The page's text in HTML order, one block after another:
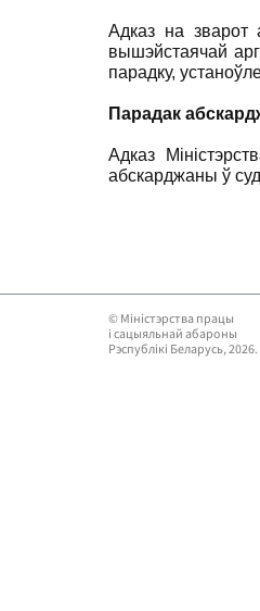
Адказ на зварот
вышэйстаячай
парадку,
Парадак
Адказ
абскарджаны ў
© Мiнiстэрства працы
i сацыяльнай абароны
Рэспублікі Беларусь, 2026.